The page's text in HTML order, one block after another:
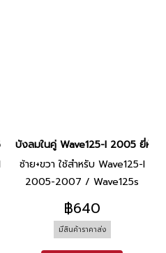
ห้อ SCT [NHA35M ดำ]
บังลมในคู่ Wave125-I 2005 ยี่ห้อ
ซ้าย+ขวา ใช้สำหรับ Wave125-I
2005-2007 / Wave125s
2005-2007
฿640
มีสินค้าราคาส่ง